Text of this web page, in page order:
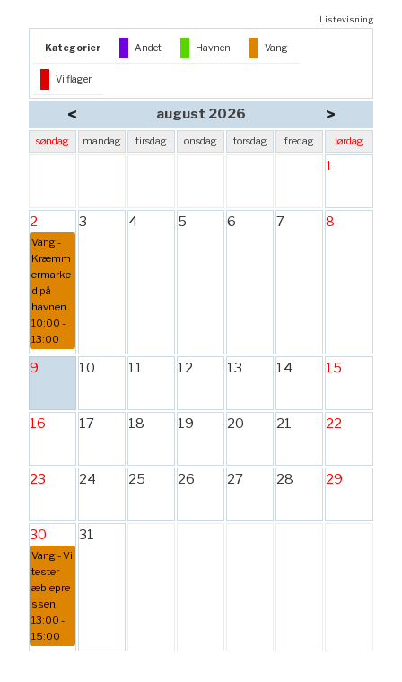
Listevisning
Kategorier Andet Havnen Vang
Vi flager
< august 2026 >
søndag mandag tirsdag onsdag torsdag fredag lørdag
1
2
Vang -
Kræmm
ermarke
d på
havnen
10:00 -
13:00
3 4 5 6 7 8
9 10 11 12 13 14 15
16 17 18 19 20 21 22
23 24 25 26 27 28 29
30
Vang - Vi
tester
æblepre
ssen
13:00 -
15:00
31